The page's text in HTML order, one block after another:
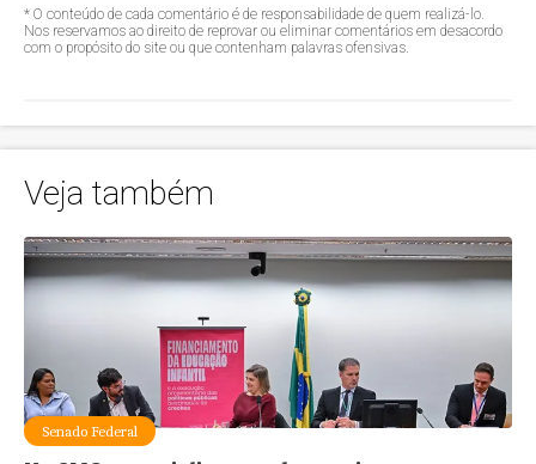
* O conteúdo de cada comentário é de responsabilidade de quem realizá-lo.
Nos reservamos ao direito de reprovar ou eliminar comentários em desacordo
com o propósito do site ou que contenham palavras ofensivas.
Veja também
Senado Federal